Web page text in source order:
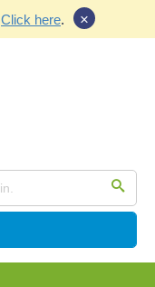
Click here. ×